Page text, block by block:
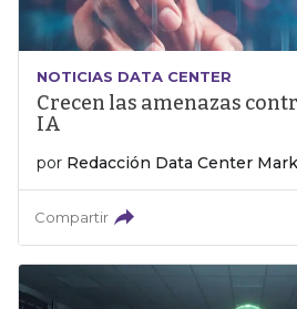
NOTICIAS DATA CENTER
Crecen las amenazas
IA
por Redacción Data Center
Compartir